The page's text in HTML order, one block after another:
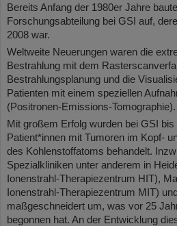
Bereits Anfang der 1980er Jahre
Forschungsabteilung bei GSI auf,
2008 war.
Weltweite Neuerungen waren die
Bestrahlung mit dem
Bestrahlungsplanung und die
Patienten mit einem speziellen
(Positronen-Emissions-Tomographie).
Mit großem Erfolg wurden bei GSI bis
Patient*innen mit Tumoren im Kopf-
des Kohlenstoffatoms behandelt.
Spezialkliniken unter anderem in
Ionenstrahl-Therapiezentrum HIT),
Ionenstrahl-Therapiezentrum MIT)
maßgeschneidert um, was vor 25
begonnen hat. An der Entwicklung